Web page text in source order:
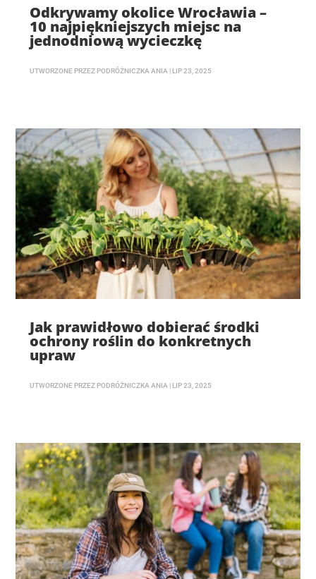
Odkrywamy okolice Wrocławia –
10 najpiękniejszych miejsc na
jednodniową wycieczkę
UTWORZONE PRZEZ PODRÓŻNICZKA ANIA LIP 23, 2025
Jak prawidłowo dobierać środki
ochrony roślin do konkretnych
upraw
UTWORZONE PRZEZ PODRÓŻNICZKA ANIA | LIP 23, 2025